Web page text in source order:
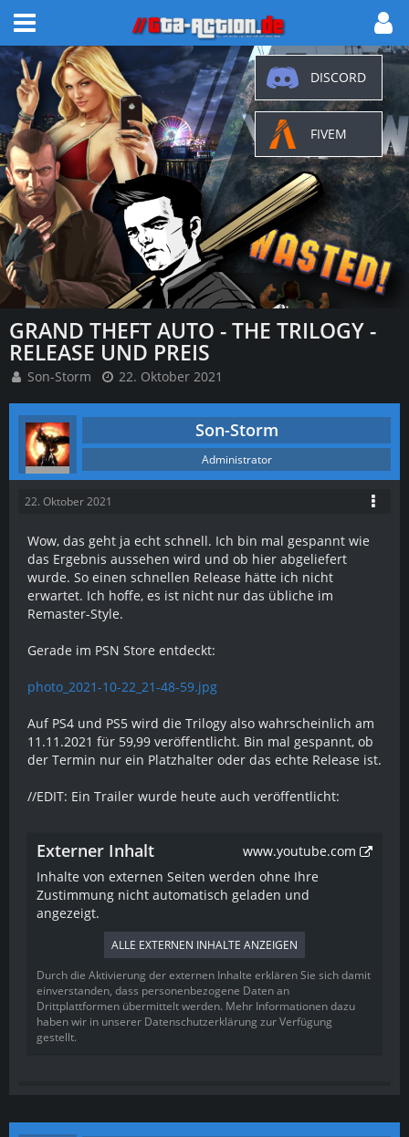
GRAND THEFT AUTO - THE TRILOGY -
RELEASE UND PREIS
Son-Storm 22. Oktober 2021
Son-Storm
Administrator
22. Oktober 2021
Wow, das geht ja echt schnell. Ich bin mal gespannt wie
das Ergebnis aussehen wird und ob hier abgeliefert
wurde. So einen schnellen Release hätte ich nicht
erwartet. Ich hoffe, es ist nicht nur das übliche im
Remaster-Style.
Gerade im PSN Store entdeckt:
photo_2021-10-22_21-48-59.jpg
Auf PS4 und PS5 wird die Trilogy also wahrscheinlich am
11.11.2021 für 59,99 veröffentlicht. Bin mal gespannt, ob
der Termin nur ein Platzhalter oder das echte Release ist.
//EDIT: Ein Trailer wurde heute auch veröffentlicht:
Externer Inhalt
www.youtube.com
Inhalte von externen Seiten werden ohne Ihre
Zustimmung nicht automatisch geladen und
angezeigt.
ALLE EXTERNEN INHALTE ANZEIGEN
Durch die Aktivierung der externen Inhalte erklären Sie sich damit
einverstanden, dass personenbezogene Daten an
Drittplattformen übermittelt werden. Mehr Informationen dazu
haben wir in unserer Datenschutzerklärung zur Verfügung
gestellt.